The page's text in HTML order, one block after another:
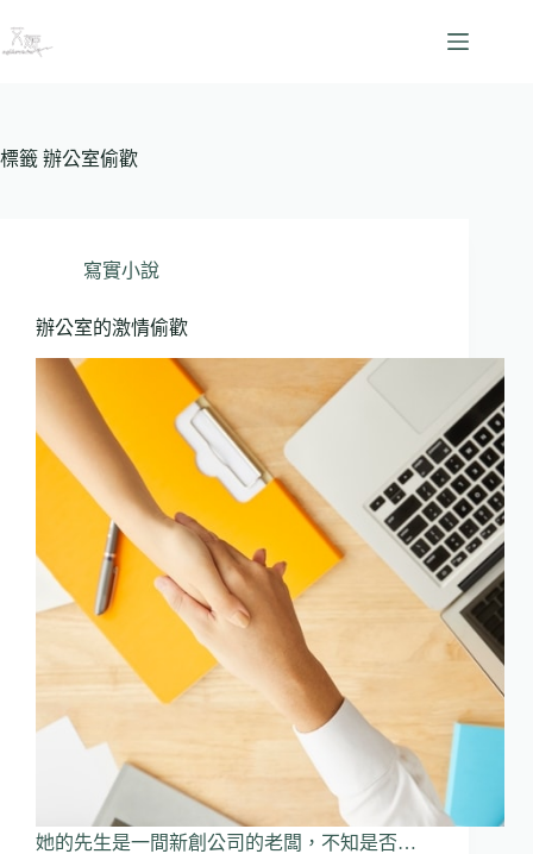
至
容
標籤 辦公室偷歡
寫實小說
辦公室的激情偷歡
她的先生是一間新創公司的老闆，不知是否…